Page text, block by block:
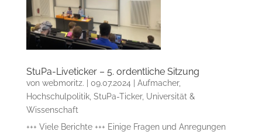
StuPa-Liveticker – 5. ordentliche Sitzung
von webmoritz. 09.07.2024 Aufmacher,
Hochschulpolitik, StuPa-Ticker, Universität &
Wissenschaft
+++ Viele Berichte +++ Einige Fragen und Anregungen